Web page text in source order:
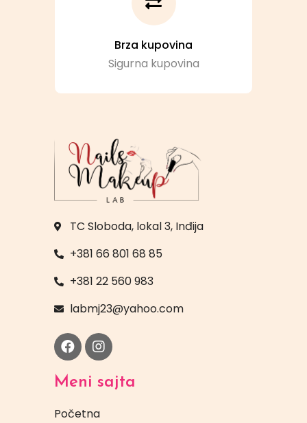
Brza kupovina
Sigurna kupovina
TC Sloboda, lokal 3, Inđija
+381 66 801 68 85
+381 22 560 983
labmj23@yahoo.com
Meni sajta
Početna